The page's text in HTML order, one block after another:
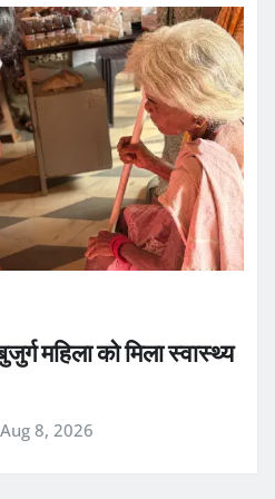
महिला को मिला स्वास्थ्य
Aug 8, 2026